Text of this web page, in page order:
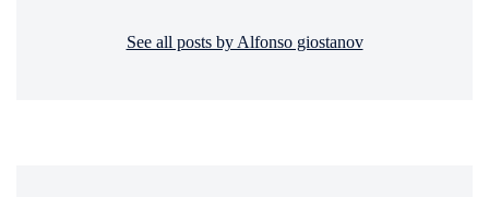
See all posts by Alfonso giostanov